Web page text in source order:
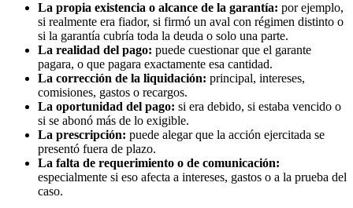
La propia existencia o alcance de la garantía: por ejemplo,
si realmente era fiador, si firmó un aval con régimen distinto o
si la garantía cubría toda la deuda o solo una parte.
La realidad del pago: puede cuestionar que el garante
pagara, o que pagara exactamente esa cantidad.
La corrección de la liquidación: principal, intereses,
comisiones, gastos o recargos.
La oportunidad del pago: si era debido, si estaba vencido o
si se abonó más de lo exigible.
La prescripción: puede alegar que la acción ejercitada se
presentó fuera de plazo.
La falta de requerimiento o de comunicación:
especialmente si eso afecta a intereses, gastos o a la prueba del
caso.